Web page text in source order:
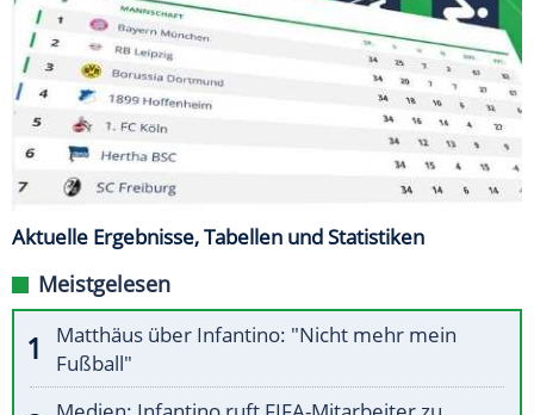
Aktuelle Ergebnisse, Tabellen und Statistiken
Meistgelesen
Matthäus über Infantino: "Nicht mehr mein
Fußball"